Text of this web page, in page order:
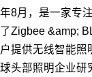
年8月，是一家专
了Zigbee &amp;
户提供无线智能照
球头部照明企业研